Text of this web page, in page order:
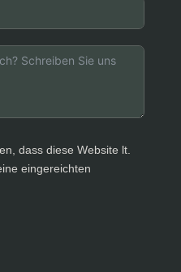
dass diese Website lt.
eingereichten